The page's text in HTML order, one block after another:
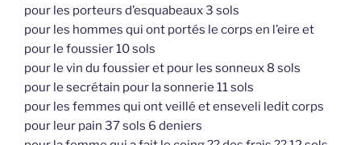
pour les porteurs d’esquabeaux 3 sols
pour les hommes qui ont portés le corps en l’eire et
pour le foussier 10 sols
pour le vin du foussier et pour les sonneux 8 sols
pour le secrétain pour la sonnerie 11 sols
pour les femmes qui ont veillé et enseveli ledit corps
pour leur pain 37 sols 6 deniers